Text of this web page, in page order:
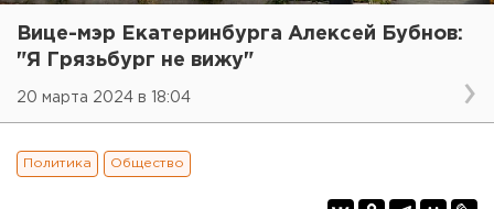
Вице-мэр Екатеринбурга Алексей Бубнов:
"Я Грязьбург не вижу"
20 марта 2024 в 18:04
Политика Общество